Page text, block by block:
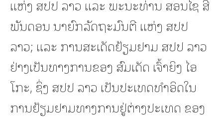
ແຫ່ງ ສປປ ລາວ ແລະ ພະນະທ່ານ ສອນໄຊ ສີ
ພັນດອນ ນາຍົກລັດຖະມົນຕີ ແຫ່ງ ສປປ
ລາວ; ແລະ ການສະເດັດຢ້ຽມຢາມ ສປປ ລາວ
ຢ່າງເປັນທາງການຂອງ ສົມເດັດ ເຈົ້າຍິງ ໄອ
ໂກະ, ຊຶ່ງ ສປປ ລາວ ເປັນປະເທດທໍາອິດໃນ
ການຢ້ຽມຢາມທາງການຢູ່ຕ່າງປະເທດ ຂອງ